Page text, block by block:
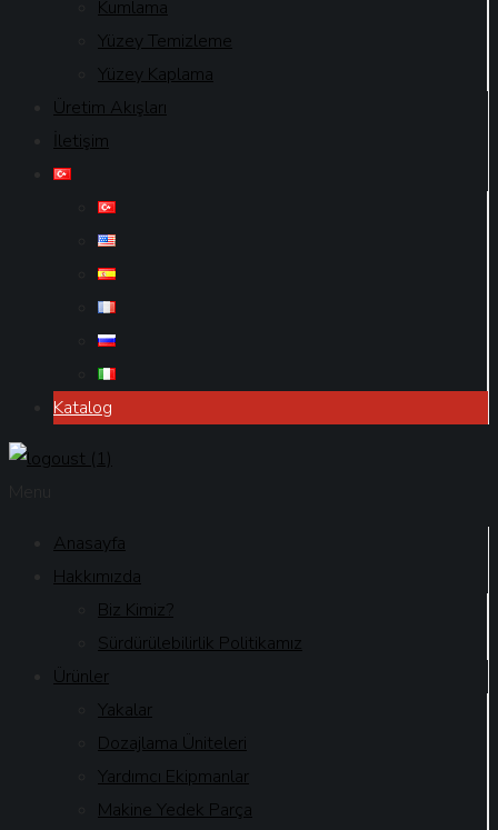
Kumlama
Yüzey Temizleme
Yüzey Kaplama
Üretim Akışları
İletişim
Katalog
Anasayfa
Hakkımızda
Biz Kimiz?
Sürdürülebilirlik Politikamız
Ürünler
Yakalar
Dozajlama Üniteleri
Yardımcı Ekipmanlar
Makine Yedek Parça